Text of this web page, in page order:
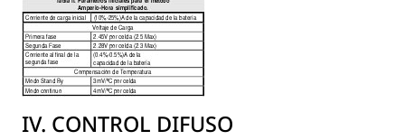
IV. CONTROL DIFUSO